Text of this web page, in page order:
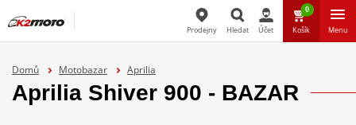
Prodejny Hledat Účet
0
Košík Menu
Domů Motobazar Aprilia
Aprilia Shiver 900 - BAZAR